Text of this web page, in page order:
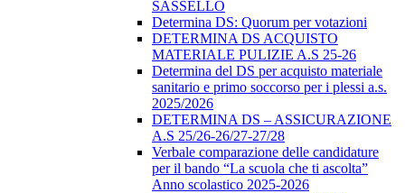
SASSELLO
Determina DS: Quorum per votazioni
DETERMINA DS ACQUISTO
MATERIALE PULIZIE A.S 25-26
Determina del DS per acquisto materiale
sanitario e primo soccorso per i plessi a.s.
2025/2026
DETERMINA DS – ASSICURAZIONE
A.S 25/26-26/27-27/28
Verbale comparazione delle candidature
per il bando “La scuola che ti ascolta”
Anno scolastico 2025-2026